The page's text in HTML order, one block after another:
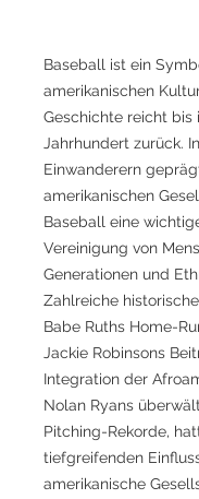
Baseball ist ein
amerikanischen
Geschichte reicht bis
Jahrhundert zurück.
Einwanderern
amerikanischen
Baseball eine
Vereinigung von
Generationen und
Zahlreiche
Babe Ruths Home-
Jackie Robinsons
Integration der
Nolan Ryans
Pitching-Rekorde,
tiefgreifenden
amerikanische